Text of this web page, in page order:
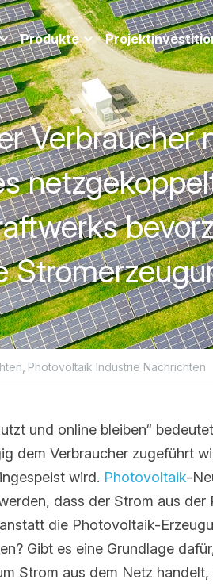
Projektinvestition PV-
Photovoltaik Industrie Nachrichten
und online bleiben“
Verbraucher zugeführt
Photovoltaik -Neulinge
aus der Photovoltaik-
Erzeugung ins Netz
dafür, dass es sich bei dem
sondern um Photovoltaik-